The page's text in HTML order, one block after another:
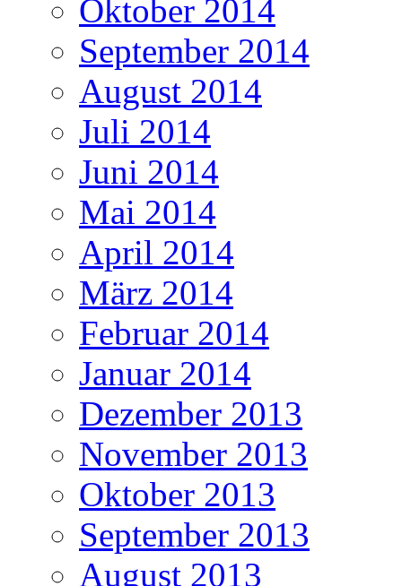
Oktober 2014
September 2014
August 2014
Juli 2014
Juni 2014
Mai 2014
April 2014
März 2014
Februar 2014
Januar 2014
Dezember 2013
November 2013
Oktober 2013
September 2013
August 2013